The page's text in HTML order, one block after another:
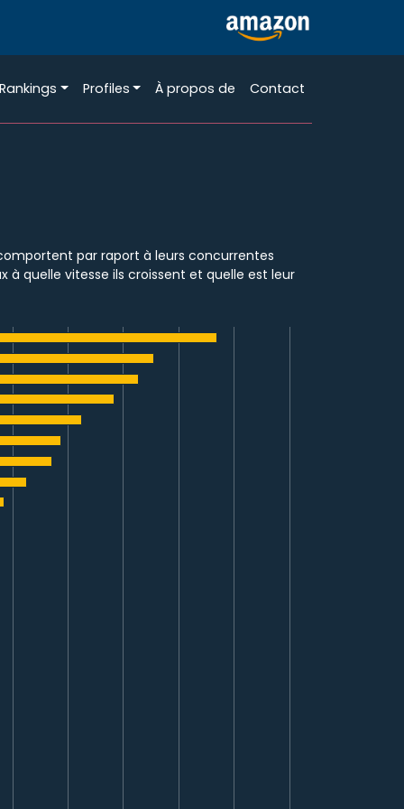
Rankings Profiles À propos de Contact
par raport à leurs concurrentes
à quelle vitesse ils croissent et quelle est leur